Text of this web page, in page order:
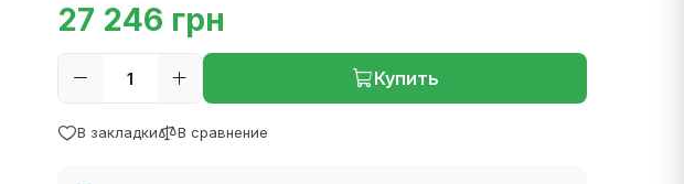
27 246 грн
Купить
В закладки В сравнение